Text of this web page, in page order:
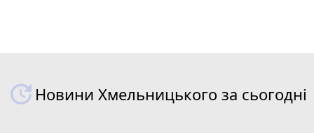
Новини Хмельницького за сьогодні